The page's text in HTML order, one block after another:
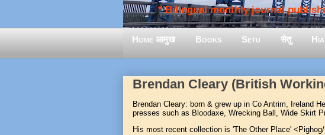
* Bilingual monthly journal
Home आमुख Books Setu सेतु
Brendan Cleary (British
Brendan Cleary: born & grew up in Co Antrim, Ireland
presses such as Bloodaxe, Wrecking Ball, Wide Skirt
His most recent collection is 'The Other Place'